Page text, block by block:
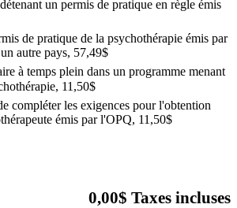
un permis de pratique en règle émis
de pratique de la psychothérapie émis par
autre pays, 57,49$
à temps plein dans un programme menant
11,50$
compléter les exigences pour l'obtention
émis par l'OPQ, 11,50$
0,00$ Taxes incluses